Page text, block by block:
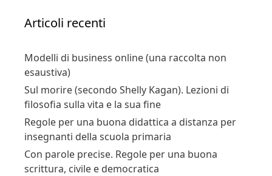
Articoli recenti
Modelli di business online (una raccolta non
esaustiva)
Sul morire (secondo Shelly Kagan). Lezioni di
filosofia sulla vita e la sua fine
Regole per una buona didattica a distanza per
insegnanti della scuola primaria
Con parole precise. Regole per una buona
scrittura, civile e democratica